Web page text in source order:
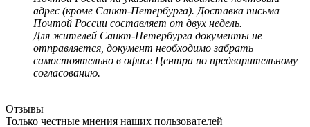
адрес (кроме Санкт-Петербурга). Доставка письма
Почтой России составляет от двух недель.
Для жителей Санкт-Петербурга документы не
отправляется, документ необходимо забрать
самостоятельно в офисе Центра по предварительному
согласованию.
Отзывы
Только честные мнения наших пользователей